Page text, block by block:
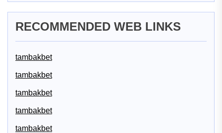
RECOMMENDED WEB LINKS
tambakbet
tambakbet
tambakbet
tambakbet
tambakbet